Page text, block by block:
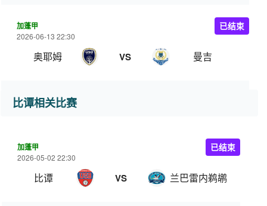
加蓬甲
2026-06-13 22:30
奥耶姆 VS 曼吉
已结束
比谭相关比赛
加蓬甲
2026-05-02 22:30
比谭 VS 兰巴雷内鹈鹕
已结束